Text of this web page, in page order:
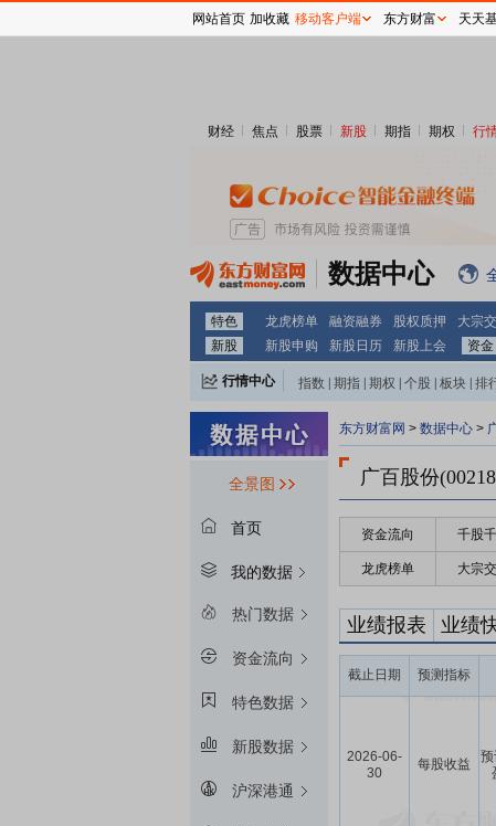
财经 焦点 股票 新股 期指 期权 行
数据中心
特色 龙虎榜单 融资融券 股权质押 大宗
新股
新股申购 新股日历 新股上会 资金
行情中心 指数 期指 期权 个股 板块 排
全景图
首页
我的数据
热门数据
资金流向
特色数据
新股数据
沪深港通
东方财富网 > 数据中心 >
广百股份
资金流向 千股
龙虎榜单 大宗
业绩报表 业绩
截止日期 预测指标
2026-06-
30
每股收益
网站首页 加收藏 移动客户端 东方财富 天天